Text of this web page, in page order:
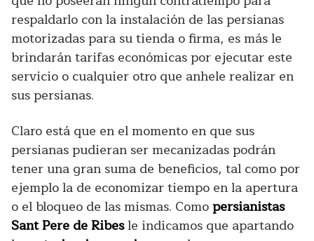
respaldarlo con la instalación de las persianas
motorizadas para su tienda o firma, es más le
brindarán tarifas económicas por ejecutar este
servicio o cualquier otro que anhele realizar en
sus persianas.
Claro está que en el momento en que sus
persianas pudieran ser mecanizadas podrán
tener una gran suma de beneficios, tal como por
ejemplo la de economizar tiempo en la apertura
o el bloqueo de las mismas. Comopersianistas
Sant Pere de Ribesle indicamos que apartando